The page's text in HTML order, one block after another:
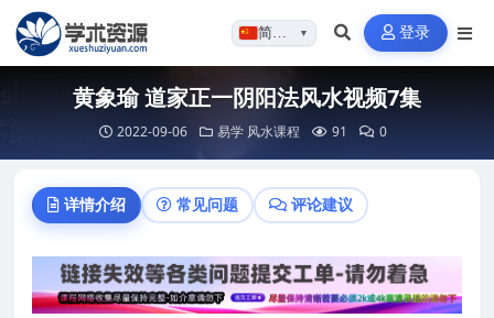
简体…▼ 登录
黄象瑜 道家正一阴阳法风水视频7集
2022-09-06 易学 风水课程 91 0
详情介绍 常见问题 评论建议